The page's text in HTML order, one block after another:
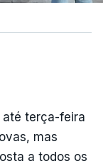
até terça-feira
mas
a todos os